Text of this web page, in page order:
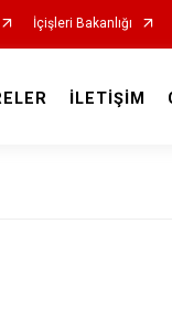
İçişleri Bakanlığı
İLETİŞİM